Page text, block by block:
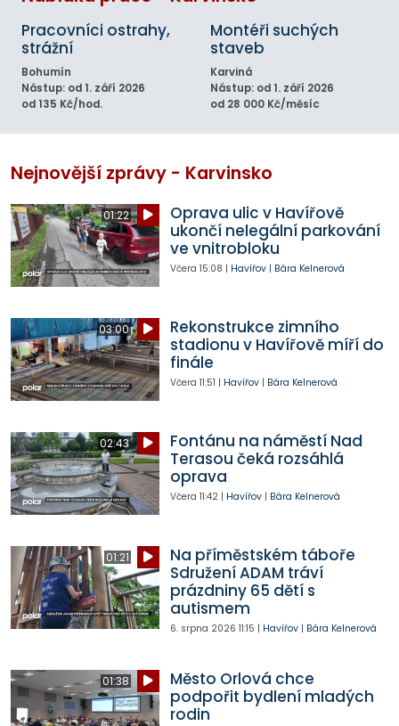
Pracovníci ostrahy,
strážní
Bohumín
Nástup: od 1. září 2026
od 135 Kč/hod.
Montéři suchých
staveb
Karviná
Nástup: od 1. září 2026
od 28 000 Kč/měsíc
Nejnovější zprávy - Karvinsko
01:22
Oprava ulic v Havířově
ukončí nelegální parkování
ve vnitrobloku
Včera 15:08 | Havířov| Bára Kelnerová
03:00
Rekonstrukce zimního
stadionu v Havířově míří do
finále
Včera 11:51 | Havířov| Bára Kelnerová
02:43
Fontánu na náměstí Nad
Terasou čeká rozsáhlá
oprava
Včera 11:42| Havířov| Bára Kelnerová
01:21
Na příměstském táboře
Sdružení ADAM tráví
prázdniny 65 dětí s
autismem
6. srpna 2026 11:15 | Havířov| Bára Kelnerová
01:38
Město Orlová chce
podpořit bydlení mladých
rodin